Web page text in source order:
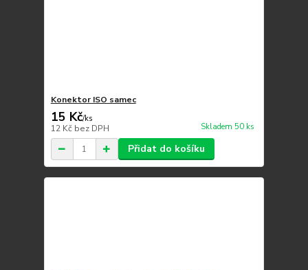
Konektor ISO samec
15 Kč/ks
12 Kč bez DPH Skladem 50 ks
Přidat do košíku